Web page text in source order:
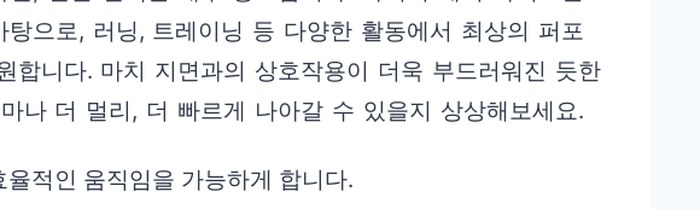
으로, 러닝, 트레이닝 등 다양한 활동에서 최상의 퍼포
합니다. 마치 지면과의 상호작용이 더욱 부드러워진 듯한
나 더 멀리, 더 빠르게 나아갈 수 있을지 상상해보세요.
적인 움직임을 가능하게 합니다.